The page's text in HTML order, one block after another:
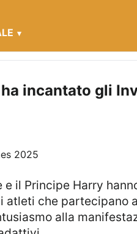
incantato gli
e il Principe Harry
che partecipano
alla